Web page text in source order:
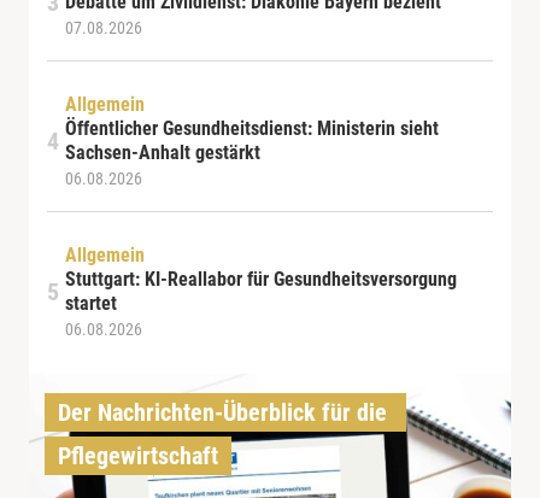
07.08.2026
Allgemein
Öffentlicher Gesundheitsdienst: Ministerin sieht
Sachsen-Anhalt gestärkt
06.08.2026
Allgemein
Stuttgart: KI-Reallabor für Gesundheitsversorgung
startet
06.08.2026
Der Nachrichten-Überblick für die
Pflegewirtschaft